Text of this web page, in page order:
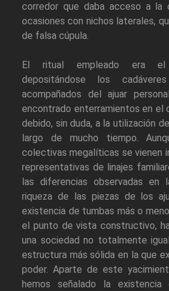
corredor que daba acceso a la
ocasiones con nichos laterales,
de falsa cúpula.
El ritual empleado era el
depositándose los
acompañados del ajuar
encontrado enterramientos en el
debido, sin duda, a la utilización
largo de mucho tiempo.
colectivas megalíticas se vienen
representativas de linajes
las diferencias observadas
riqueza de las piezas de los
existencia de tumbas más o
el punto de vista constructivo,
una sociedad no totalmente
estructura más sólida en la que
poder. Aparte de este
hemos señalado la